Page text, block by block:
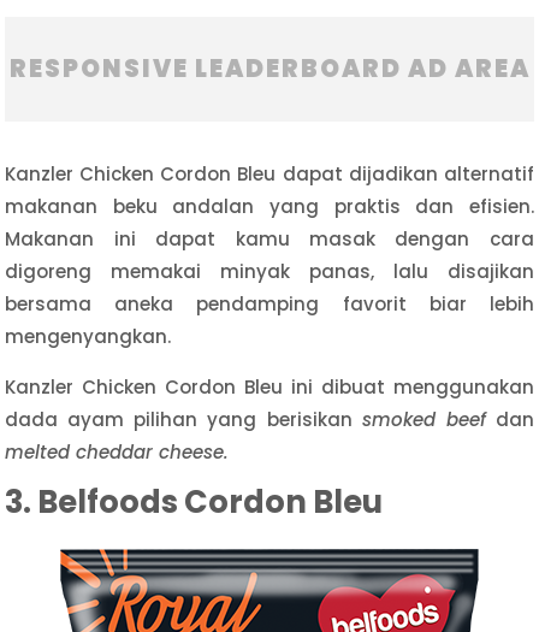
RESPONSIVE LEADERBOARD AD AREA
Kanzler Chicken Cordon Bleu dapat dijadikan alternatif
makanan beku andalan yang praktis dan efisien.
Makanan ini dapat kamu masak dengan cara
digoreng memakai minyak panas, lalu disajikan
bersama aneka pendamping favorit biar lebih
mengenyangkan.
Kanzler Chicken Cordon Bleu ini dibuat menggunakan
dada ayam pilihan yang berisikan smoked beefdan
melted cheddar cheese.
3. Belfoods Cordon Bleu